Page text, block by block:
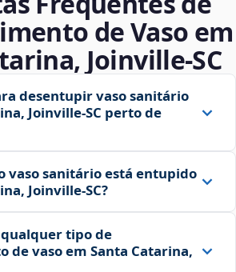
de Vaso em
Joinville‑SC
desentupir vaso sanitário
Joinville‑SC perto de
vaso sanitário está entupido
Joinville‑SC?
tipo de
de vaso em Santa Catarina,